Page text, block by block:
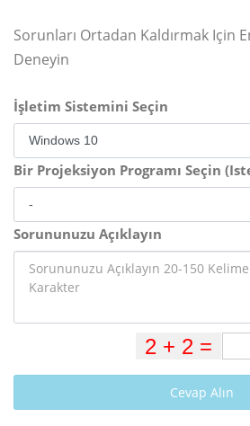
Sorunları Ortadan Kaldırmak Için
Deneyin
İşletim Sistemini Seçin
Bir Projeksiyon Programı Seçin
Sorununuzu Açıklayın
Cevap Alın